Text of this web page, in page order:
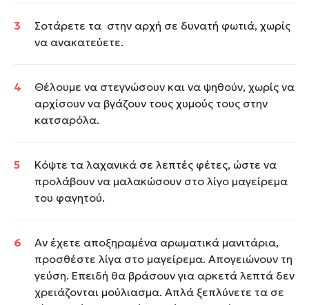
Σοτάρετε τα στην αρχή σε δυνατή φωτιά, χωρίς
να ανακατεύετε.
Θέλουμε να στεγνώσουν και να ψηθούν, χωρίς να
αρχίσουν να βγάζουν τους χυμούς τους στην
κατσαρόλα.
Κόψτε τα λαχανικά σε λεπτές φέτες, ώστε να
προλάβουν να μαλακώσουν στο λίγο μαγείρεμα
του φαγητού.
Αν έχετε αποξηραμένα αρωματικά μανιτάρια,
προσθέστε λίγα στο μαγείρεμα. Απογειώνουν τη
γεύση. Επειδή θα βράσουν για αρκετά λεπτά δεν
χρειάζονται μούλιασμα. Απλά ξεπλύνετε τα σε